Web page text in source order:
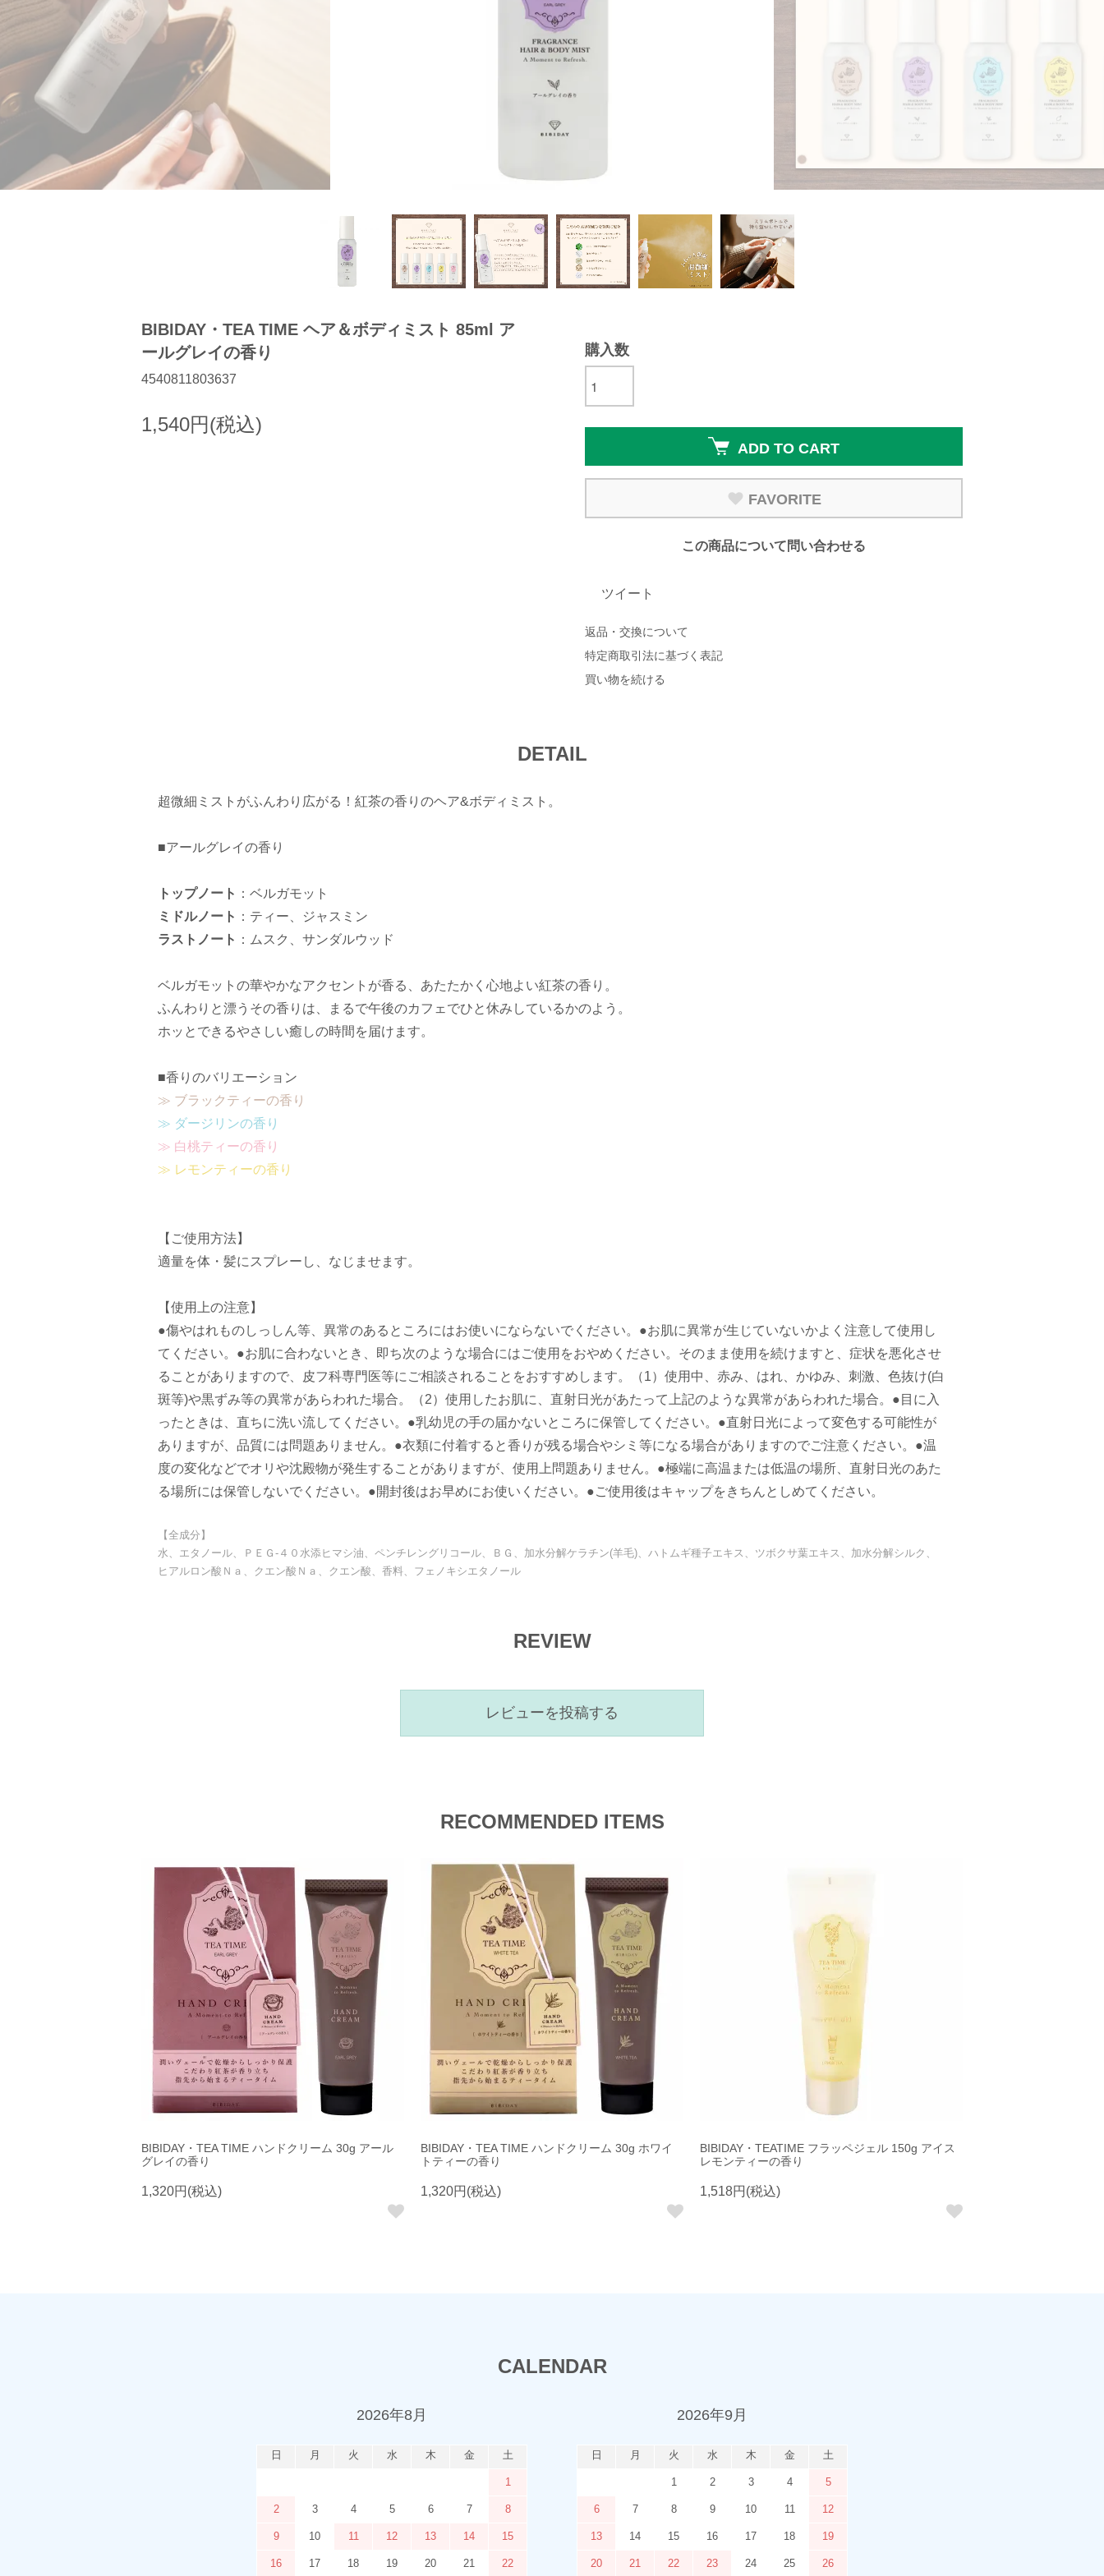
BIBIDAY・TEA TIME ヘア＆ボディミスト 85ml ア
ールグレイの香り
4540811803637
1,540円(税込)
購入数
ADD TO CART
FAVORITE
この商品について問い合わせる
ツイート
返品・交換について
特定商取引法に基づく表記
買い物を続ける
DETAIL
超微細ミストがふんわり広がる！紅茶の香りのヘア&ボディミスト。
■アールグレイの香り
トップノート ：ベルガモット
ミドルノート ：ティー、ジャスミン
ラストノート ：ムスク、サンダルウッド
ベルガモットの華やかなアクセントが香る、あたたかく心地よい紅茶の香り。
ふんわりと漂うその香りは、まるで午後のカフェでひと休みしているかのよう。
ホッとできるやさしい癒しの時間を届けます。
■香りのバリエーション
≫ ブラックティーの香り
≫ ダージリンの香り
≫ 白桃ティーの香り
≫ レモンティーの香り
【ご使用方法】
適量を体・髪にスプレーし、なじませます。
【使用上の注意】
●傷やはれものしっしん等、異常のあるところにはお使いにならないでください。●お肌に異常が生じていないかよく注意して使用し
てください。●お肌に合わないとき、即ち次のような場合にはご使用をおやめください。そのまま使用を続けますと、症状を悪化させ
ることがありますので、皮フ科専門医等にご相談されることをおすすめします。（1）使用中、赤み、はれ、かゆみ、刺激、色抜け(白
斑等)や黒ずみ等の異常があらわれた場合。（2）使用したお肌に、直射日光があたって上記のような異常があらわれた場合。●目に入
ったときは、直ちに洗い流してください。●乳幼児の手の届かないところに保管してください。●直射日光によって変色する可能性が
ありますが、品質には問題ありません。●衣類に付着すると香りが残る場合やシミ等になる場合がありますのでご注意ください。●温
度の変化などでオリや沈殿物が発生することがありますが、使用上問題ありません。●極端に高温または低温の場所、直射日光のあた
る場所には保管しないでください。●開封後はお早めにお使いください。●ご使用後はキャップをきちんとしめてください。
【全成分】
水、エタノール、ＰＥＧ-４０水添ヒマシ油、ペンチレングリコール、ＢＧ、加水分解ケラチン(羊毛)、ハトムギ種子エキス、ツボクサ葉エキス、加水分解シルク、
ヒアルロン酸Ｎａ、クエン酸Ｎａ、クエン酸、香料、フェノキシエタノール
REVIEW
レビューを投稿する
RECOMMENDED ITEMS
BIBIDAY・TEA TIME ハンドクリーム 30g アール
グレイの香り
1,320円(税込)
BIBIDAY・TEA TIME ハンドクリーム 30g ホワイ
トティーの香り
1,320円(税込)
BIBIDAY・TEATIME フラッペジェル 150g アイス
レモンティーの香り
1,518円(税込)
CALENDAR
2026年8月
日 月 火 水 木 金 土
1
2 3 4 5 6 7 8
9 10 11 12 13 14 15
16 17 18 19 20 21 22
2026年9月
日 月 火 水 木 金 土
1 2 3 4 5
6 7 8 9 10 11 12
13 14 15 16 17 18 19
20 21 22 23 24 25 26